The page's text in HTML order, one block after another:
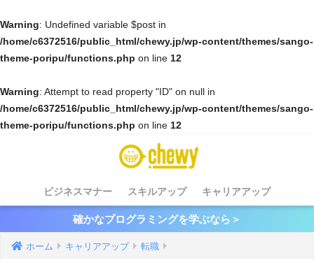
Warning: Undefined variable $post in
/home/c6372516/public_html/chewy.jp/wp-content/themes/sango-
theme-poripu/functions.php on line 12
Warning: Attempt to read property "ID" on null in
/home/c6372516/public_html/chewy.jp/wp-content/themes/sango-
theme-poripu/functions.php on line 12
ビジネスマナー スキルアップ キャリアアップ
確かなプログラミングを学ぶなら＞
ホーム キャリアアップ 転職